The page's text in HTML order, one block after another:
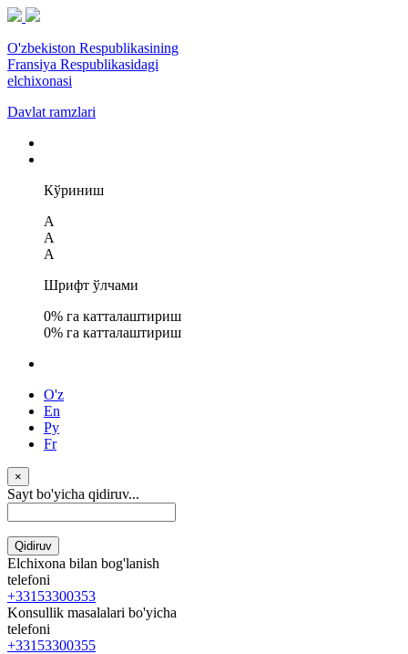
O'zbekiston Respublikasining
Fransiya Respublikasidagi
elchixonasi
Davlat ramzlari
Кўриниш
A
A
A
Шрифт ўлчами
0% га катталаштириш
0% га катталаштириш
O'z
En
Ру
Fr
×
Sayt bo'yicha qidiruv...
Qidiruv
Elchixona bilan bog'lanish
telefoni
+33153300353
Konsullik masalalari bo'yicha
telefoni
+33153300355